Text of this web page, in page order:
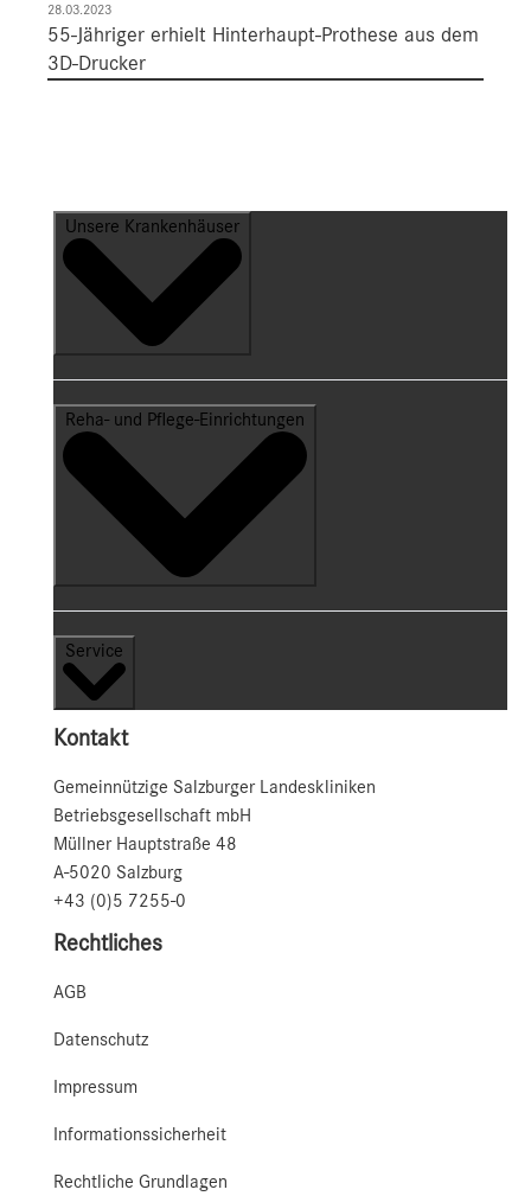
28.03.2023
55-Jähriger erhielt Hinterhaupt-Prothese aus dem
3D-Drucker
Unsere Krankenhäuser
Reha- und Pflege-Einrichtungen
Service
Kontakt
Gemeinnützige Salzburger Landeskliniken
Betriebsgesellschaft mbH
Müllner Hauptstraße 48
A-5020 Salzburg
+43 (0)5 7255-0
Rechtliches
AGB
Datenschutz
Impressum
Informationssicherheit
Rechtliche Grundlagen